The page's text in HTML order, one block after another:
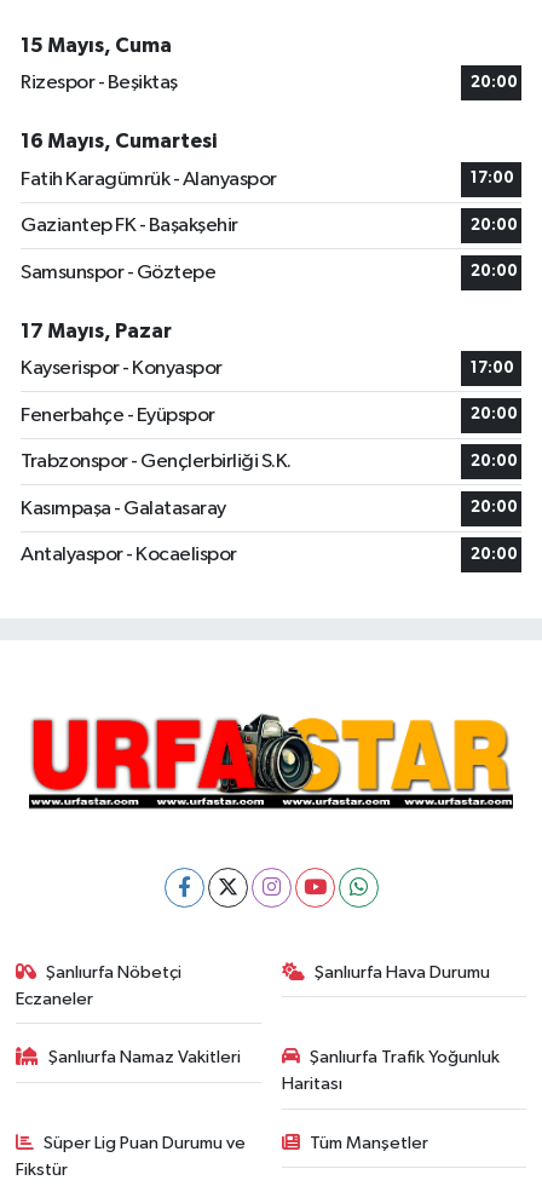
15 Mayıs, Cuma
Rizespor - Beşiktaş
20:00
16 Mayıs, Cumartesi
Fatih Karagümrük - Alanyaspor
17:00
Gaziantep FK - Başakşehir 20:00
Samsunspor - Göztepe 20:00
17 Mayıs, Pazar
Kayserispor - Konyaspor
17:00
Fenerbahçe - Eyüpspor 20:00
Trabzonspor - Gençlerbirliği S.K. 20:00
Kasımpaşa - Galatasaray 20:00
Antalyaspor - Kocaelispor 20:00
Şanlıurfa Nöbetçi
Eczaneler
Şanlıurfa Hava Durumu
Şanlıurfa Namaz Vakitleri
Şanlıurfa Trafik Yoğunluk
Haritası
Süper Lig Puan Durumu ve
Fikstür
Tüm Manşetler